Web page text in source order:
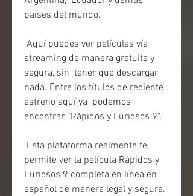
países del mundo.
streaming de manera gratuita y
segura, sin  tener que descargar
nada. Entre los títulos de reciente
estreno aquí ya  podemos
encontrar “Rápidos y Furiosos 9”.
permite ver la película Rápidos y
Furiosos 9 completa en línea en
español de manera legal y segura.